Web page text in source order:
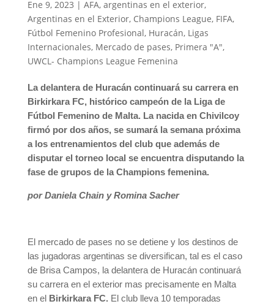
Ene 9, 2023 | AFA, argentinas en el exterior,
Argentinas en el Exterior, Champions League, FIFA,
Fútbol Femenino Profesional, Huracán, Ligas
Internacionales, Mercado de pases, Primera "A",
UWCL- Champions League Femenina
La delantera de Huracán continuará su carrera en
Birkirkara FC, histórico campeón de la Liga de
Fútbol Femenino de Malta. La nacida en Chivilcoy
firmó por dos años, se sumará la semana próxima
a los entrenamientos del club que además de
disputar el torneo local se encuentra disputando la
fase de grupos de la Champions femenina.
por Daniela Chain y Romina Sacher
El mercado de pases no se detiene y los destinos de
las jugadoras argentinas se diversifican, tal es el caso
de Brisa Campos, la delantera de Huracán continuará
su carrera en el exterior mas precisamente en Malta
en el Birkirkara FC. El club lleva 10 temporadas